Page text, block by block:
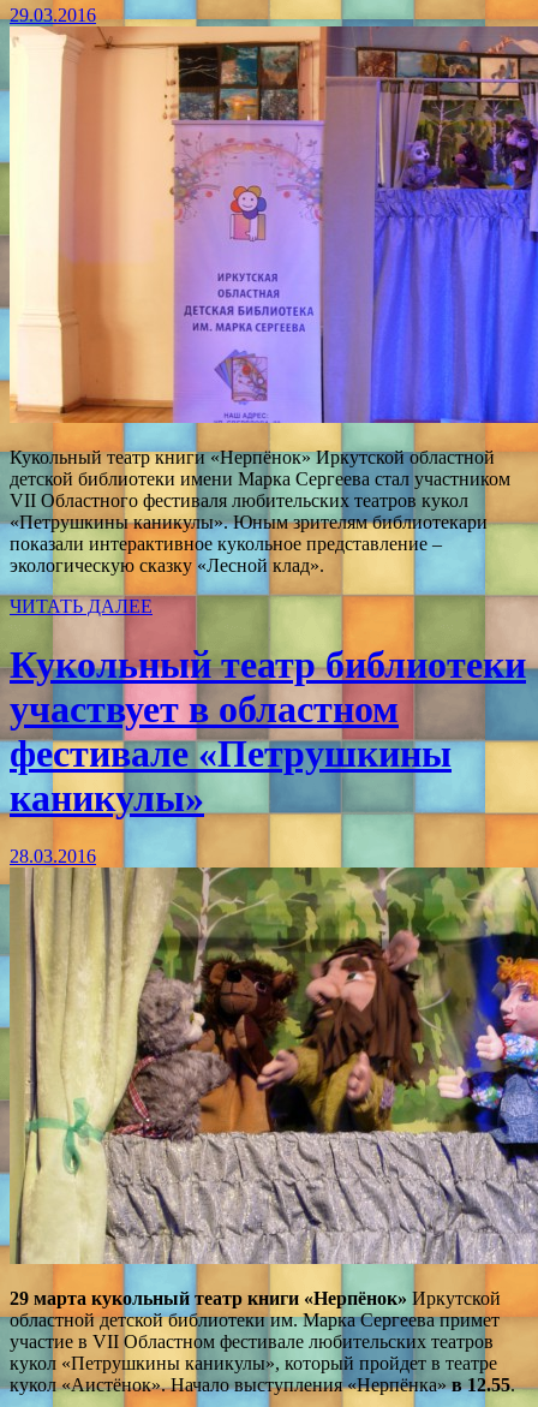
29.03.2016
Кукольный театр книги «Нерпёнок» Иркутской областной
детской библиотеки имени Марка Сергеева стал участником
VII Областного фестиваля любительских театров кукол
«Петрушкины каникулы». Юным зрителям библиотекари
показали интерактивное кукольное представление –
экологическую сказку «Лесной клад».
ЧИТАТЬ ДАЛЕЕ
Кукольный театр библиотеки
участвует в областном
фестивале «Петрушкины
каникулы»
28.03.2016
29 марта кукольный театр книги «Нерпёнок» Иркутской
областной детской библиотеки им. Марка Сергеева примет
участие в VII Областном фестивале любительских театров
кукол «Петрушкины каникулы», который пройдет в театре
кукол «Аистёнок». Начало выступления «Нерпёнка»в 12.55.